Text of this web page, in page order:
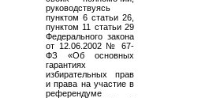
руководствуясь
пунктом 6 статьи 26,
пунктом 11 статьи 29
Федерального закона
от 12.06.2002 № 67-
ФЗ «Об основных
гарантиях
избирательных прав
и права на участие в
референдуме